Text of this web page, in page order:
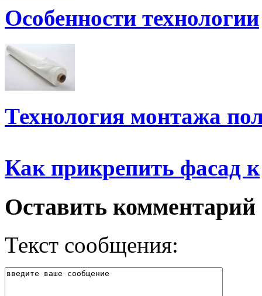
Особенности технологии
Технология монтажа
Как прикрепить фасад к
Оставить комментарий
Текст сообщения: